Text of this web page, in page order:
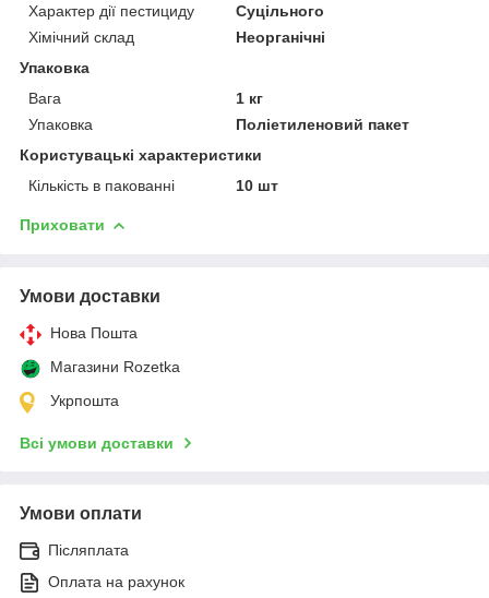
Характер дії пестициду
Суцільного
Хімічний склад
Неорганічні
Упаковка
Вага
1 кг
Упаковка
Поліетиленовий пакет
Користувацькі характеристики
Кількість в пакованні
10 шт
Приховати
Умови доставки
Нова Пошта
Магазини Rozetka
Укрпошта
Всі умови доставки
Умови оплати
Післяплата
Оплата на рахунок